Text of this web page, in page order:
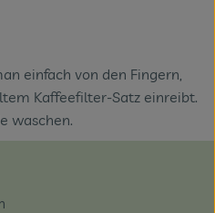
einfach von den Fingern,
Kaffeefilter-Satz einreibt.
waschen.